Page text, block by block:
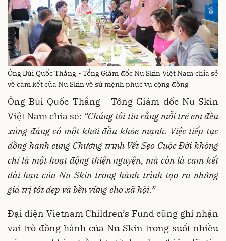
Ông Bùi Quốc Thắng - Tổng Giám đốc Nu Skin Việt Nam chia sẻ
về cam kết của Nu Skin về sứ mệnh phục vụ cộng đồng
Ông Bùi Quốc Thắng - Tổng Giám đốc Nu Skin
Việt Nam chia sẻ: “Chúng tôi tin rằng mỗi trẻ em đều
xứng đáng có một khởi đầu khỏe mạnh. Việc tiếp tục
đồng hành cùng Chương trình Vết Sẹo Cuộc Đời không
chỉ là một hoạt động thiện nguyện, mà còn là cam kết
dài hạn của Nu Skin trong hành trình tạo ra những
giá trị tốt đẹp và bền vững cho xã hội.”
Đại diện Vietnam Children’s Fund cũng ghi nhận
vai trò đồng hành của Nu Skin trong suốt nhiều